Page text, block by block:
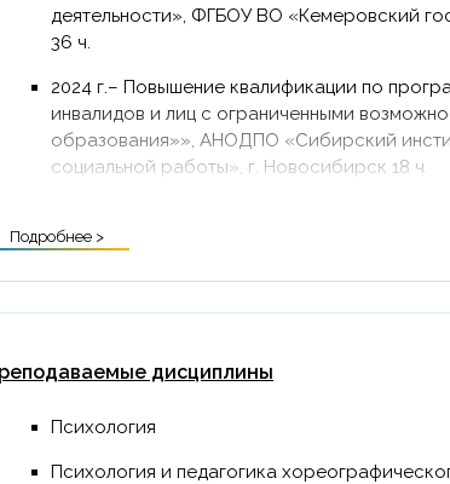
деятельности», ФГБОУ ВО «Кемеровский
36 ч.
2024 г.– Повышение квалификации по
инвалидов и лиц с ограниченными
образования»», АНОДПО «Сибирский
социальной работы», г. Новосибирск 18 ч.
профессиональном образовании и науке»,
Подробнее >
дисциплины
Психология
Психология и педагогика